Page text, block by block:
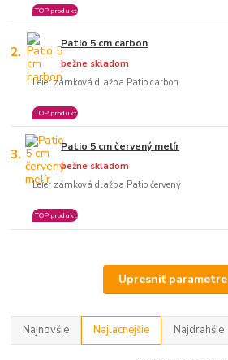
TOP produkt
2. Patio 5 cm carbon
Leier zámková dlažba Patio carbon
bežne skladom
TOP produkt
3. Patio 5 cm červený melír
Leier zámková dlažba Patio červený
bežne skladom
TOP produkt
Upresniť parametre
Najnovšie Najlacnejšie Najdrahšie